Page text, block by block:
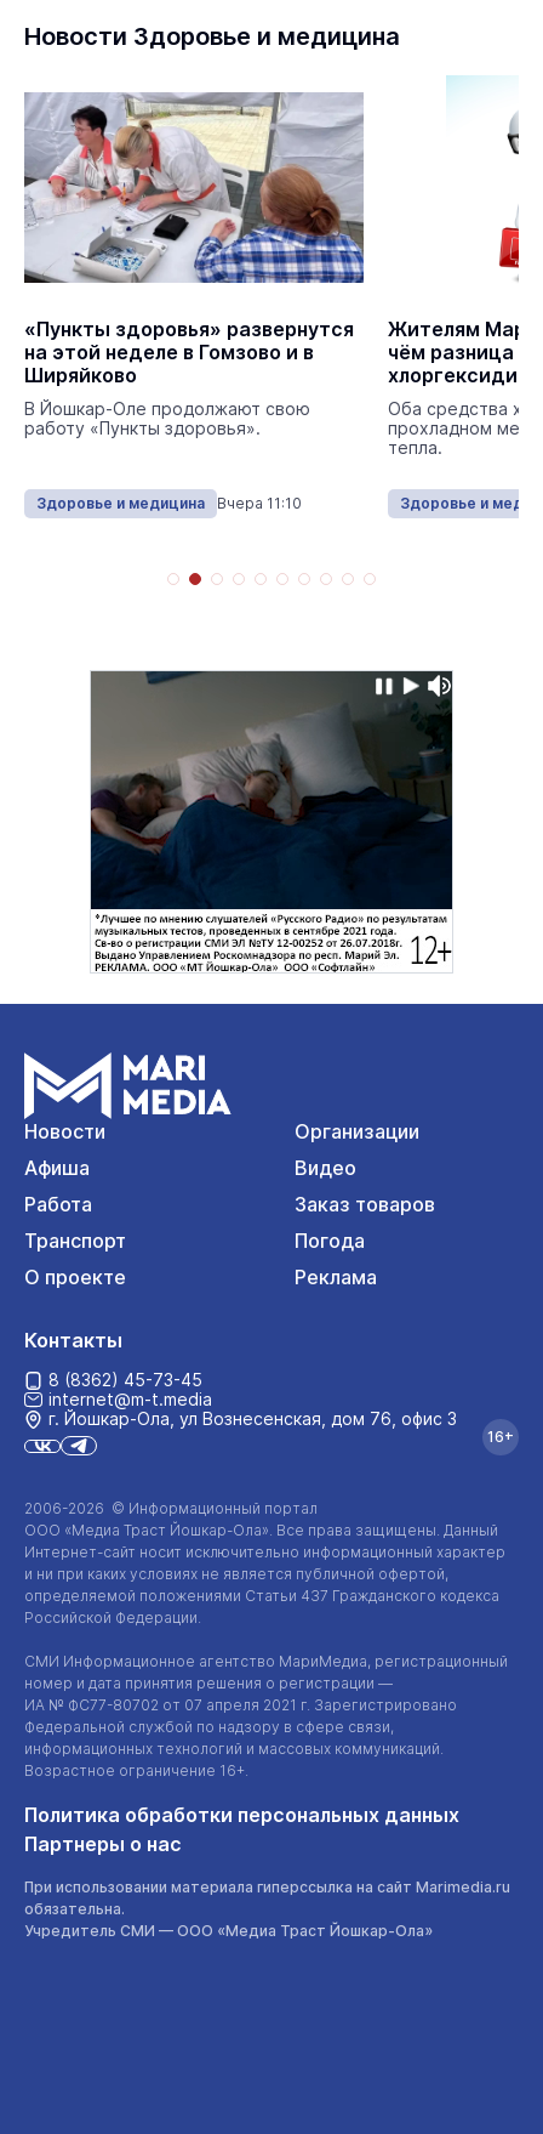
Новости Здоровье и медицина
«Пункты здоровья» развернутся
на этой неделе в Гомзово и в
Ширяйково
В Йошкар-Оле продолжают свою
работу «Пункты здоровья».
Здоровье и медицина Вчера 11:10
Жителям
чём разница
Оба средства
прохладном
тепла.
Здоровье и
Новости
Организации
Афиша
Видео
Работа
Заказ товаров
Транспорт
Погода
О проекте
Реклама
2006-2026 © Информационный портал
ООО «Медиа Траст Йошкар-Ола». Все права защищены. Данный
Интернет-сайт носит исключительно информационный характер
и ни при каких условиях не является публичной офертой,
определяемой положениями Статьи 437 Гражданского кодекса
Российской Федерации.
СМИ Информационное агентство МариМедиа, регистрационный
номер и дата принятия решения о регистрации —
ИА № ФС77-80702 от 07 апреля 2021 г. Зарегистрировано
Федеральной службой по надзору в сфере связи,
информационных технологий и массовых коммуникаций.
Возрастное ограничение 16+.
Политика обработки персональных данных
Партнеры о нас
При использовании материала гиперссылка на сайт Marimedia.ru
обязательна.
Учредитель СМИ — ООО «Медиа Траст Йошкар-Ола»
Контакты
8 (8362) 45-73-45
internet@m-t.media
г. Йошкар‑Ола, ул Вознесенская, дом 76, офис 3
16+